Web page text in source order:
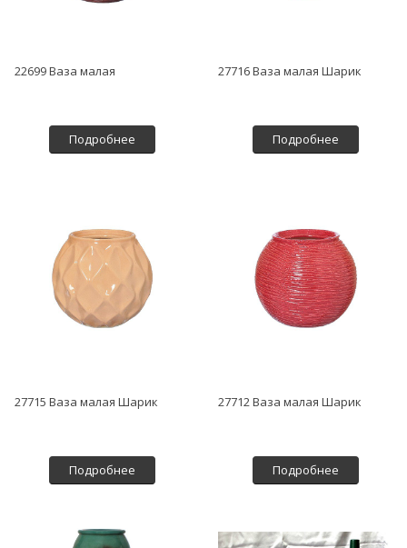
22699 Ваза малая
Подробнее
27716 Ваза малая Шарик
Подробнее
27715 Ваза малая Шарик
Подробнее
27712 Ваза малая Шарик
Подробнее